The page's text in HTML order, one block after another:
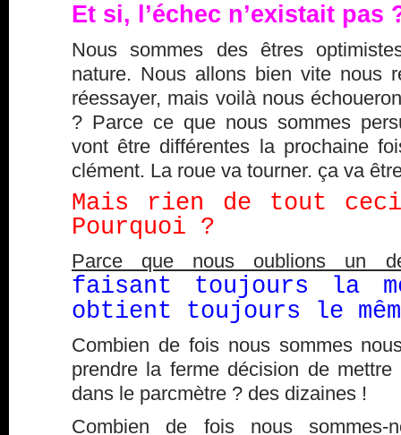
Et si, l’échec n’existait pas
Nous sommes des êtres
nature. Nous allons bien vite nous
réessayer, mais voilà nous
? Parce ce que nous sommes
vont être différentes la prochaine
clément. La roue va tourner. ça va
Mais rien de tout
Pourquoi ?
Parce que nous oublions un
faisant toujours la
obtient toujours le
Combien de fois nous sommes
prendre la ferme décision de mettre
dans le parcmètre ? des dizaines !
Combien de fois nous sommes-